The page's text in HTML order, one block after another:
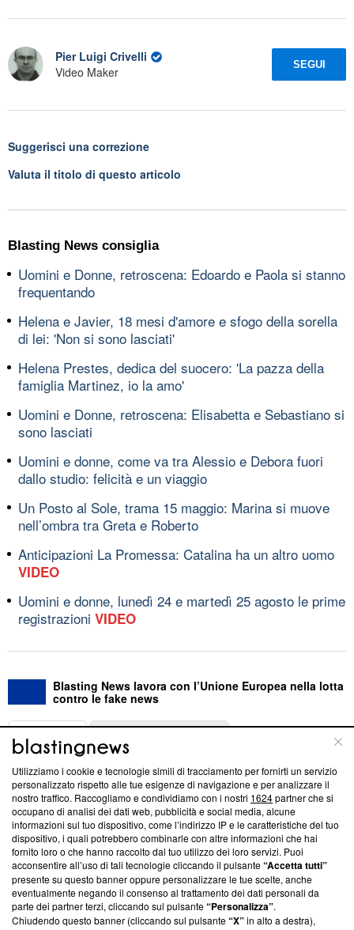
Pier Luigi Crivelli
Video Maker
SEGUI
Suggerisci una correzione
Valuta il titolo di questo articolo
Blasting News consiglia
Uomini e Donne, retroscena: Edoardo e Paola si stanno
frequentando
Helena e Javier, 18 mesi d'amore e sfogo della sorella
di lei: 'Non si sono lasciati'
Helena Prestes, dedica del suocero: 'La pazza della
famiglia Martinez, io la amo'
Uomini e Donne, retroscena: Elisabetta e Sebastiano si
sono lasciati
Uomini e donne, come va tra Alessio e Debora fuori
dallo studio: felicità e un viaggio
Un Posto al Sole, trama 15 maggio: Marina si muove
nell’ombra tra Greta e Roberto
Anticipazioni La Promessa: Catalina ha un altro uomo
VIDEO
Uomini e donne, lunedì 24 e martedì 25 agosto le prime
registrazioni VIDEO
Blasting News lavora con l’Unione Europea nella lotta
contro le fake news
ABOUT
Questa sezione offre informazioni trasparenti su Blasting
News, sui nostri processi editoriali e su come ci impegniamo a
creare news di qualità. Inoltre, afferma la nostra aderenza a
‘Trust Project - News with Integrity’Blasting News non è
ancora membro del programma, ma ha richiesto di farne
parte; Trust Project non ha ancora effettuato una verifica di
conformità agli standard.
Su di noi
Utilizziamo i cookie e tecnologie simili di tracciamento per fornirti un servizio
personalizzato rispetto alle tue esigenze di navigazione e per analizzare il
nostro traffico. Raccogliamo e condividiamo con i nostri 1624partner che si
occupano di analisi dei dati web, pubblicità e social media, alcune
informazioni sul tuo dispositivo, come l’indirizzo IP e le caratteristiche del tuo
dispositivo, i quali potrebbero combinarle con altre informazioni che hai
fornito loro o che hanno raccolto dal tuo utilizzo dei loro servizi. Puoi
acconsentire all’uso di tali tecnologie cliccando il pulsante“Accetta tutti”
presente su questo banner oppure personalizzare le tue scelte, anche
eventualmente negando il consenso al trattamento dei dati personali da
parte dei partner terzi, cliccando sul pulsante“Personalizza”.
Chiudendo questo banner (cliccando sul pulsante“X”in alto a destra),